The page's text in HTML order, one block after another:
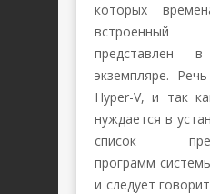
которых
представлен в
экземпляре.
Hyper-V, и так
нуждается в
список
программ
и следует